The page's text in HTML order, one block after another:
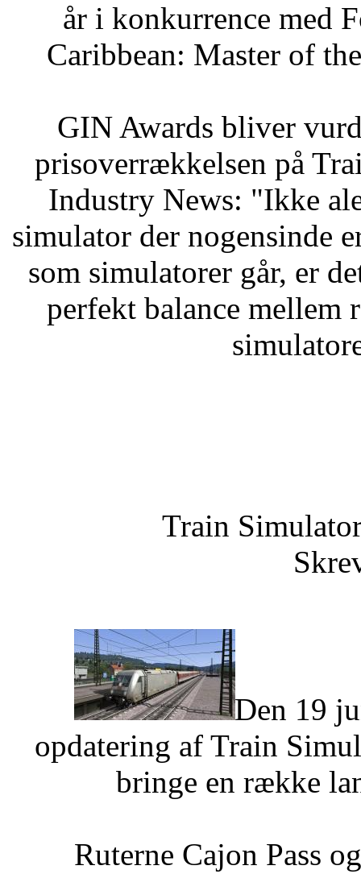
år i konkurrence med
Caribbean: Master of
GIN Awards bliver
prisoverrækkelsen på
Industry News: "Ikke
simulator der nogensinde
som simulatorer går, er
perfekt balance mellem
Train
Den 19
opdatering af Train
bringe en række
Ruterne Cajon Pass